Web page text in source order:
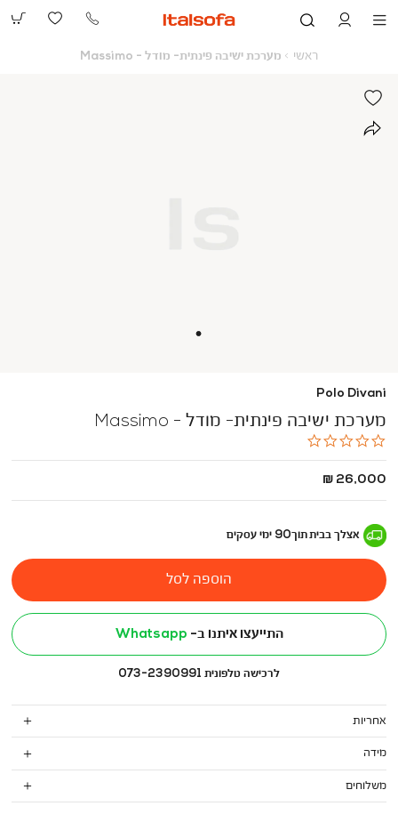
073-
ראשי ראשי
מערכת ישיבה פינתית- מודל - Massimo
Polo Divani
מערכת ישיבה פינתית- מודל - Massimo
החל
26,000 ₪
אצלך בביתתוך90 ימי עסקים
הוספה לסל
התייעצו איתנו ב- Whatsapp
לרכישה טלפונית 073-2390991
אחריות
מידה
משלוחים